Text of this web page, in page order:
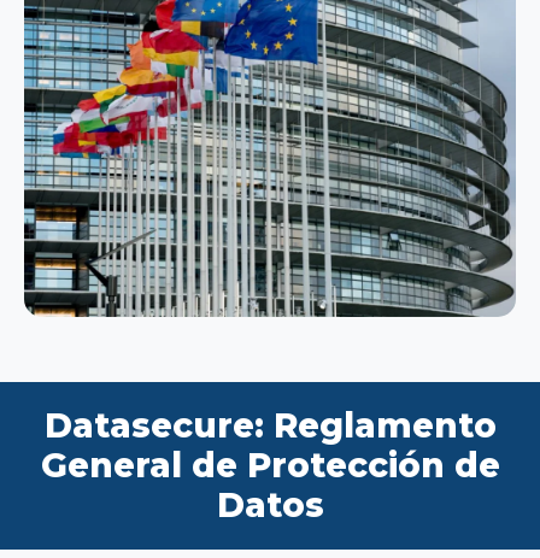
Datasecure: Reglamento
General de Protección de
Datos